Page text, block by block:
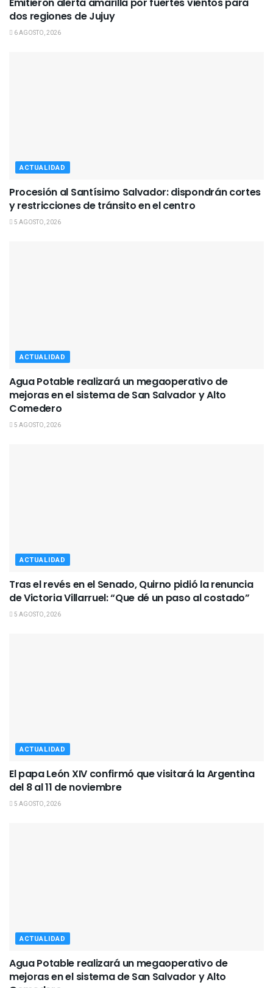
dos regiones de Jujuy
6 AGOSTO, 2026
ACTUALIDAD
Procesión al Santísimo Salvador: dispondrán cortes
y restricciones de tránsito en el centro
5 AGOSTO, 2026
ACTUALIDAD
Agua Potable realizará un megaoperativo de
mejoras en el sistema de San Salvador y Alto
Comedero
5 AGOSTO, 2026
ACTUALIDAD
Tras el revés en el Senado, Quirno pidió la renuncia
de Victoria Villarruel: “Que dé un paso al costado”
5 AGOSTO, 2026
ACTUALIDAD
El papa León XIV confirmó que visitará la Argentina
del 8 al 11 de noviembre
5 AGOSTO, 2026
ACTUALIDAD
Agua Potable realizará un megaoperativo de
mejoras en el sistema de San Salvador y Alto